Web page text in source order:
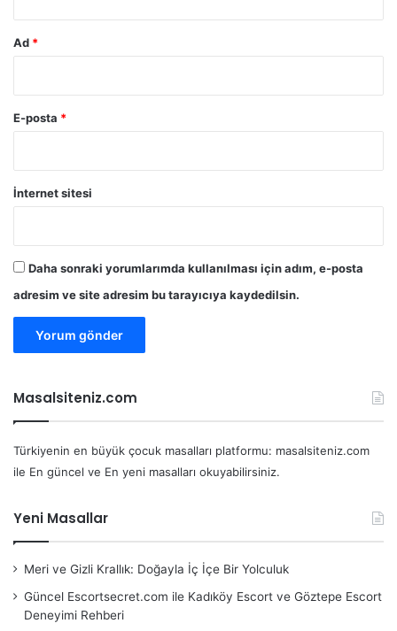
Ad *
E-posta *
İnternet sitesi
Daha sonraki yorumlarımda kullanılması için adım, e-posta
adresim ve site adresim bu tarayıcıya kaydedilsin.
Masalsiteniz.com
Türkiyenin en büyük çocuk masalları platformu: masalsiteniz.com
ile En güncel ve En yeni masalları okuyabilirsiniz.
Yeni Masallar
Meri ve Gizli Krallık: Doğayla İç İçe Bir Yolculuk
Güncel Escortsecret.com ile Kadıköy Escort ve Göztepe Escort
Deneyimi Rehberi